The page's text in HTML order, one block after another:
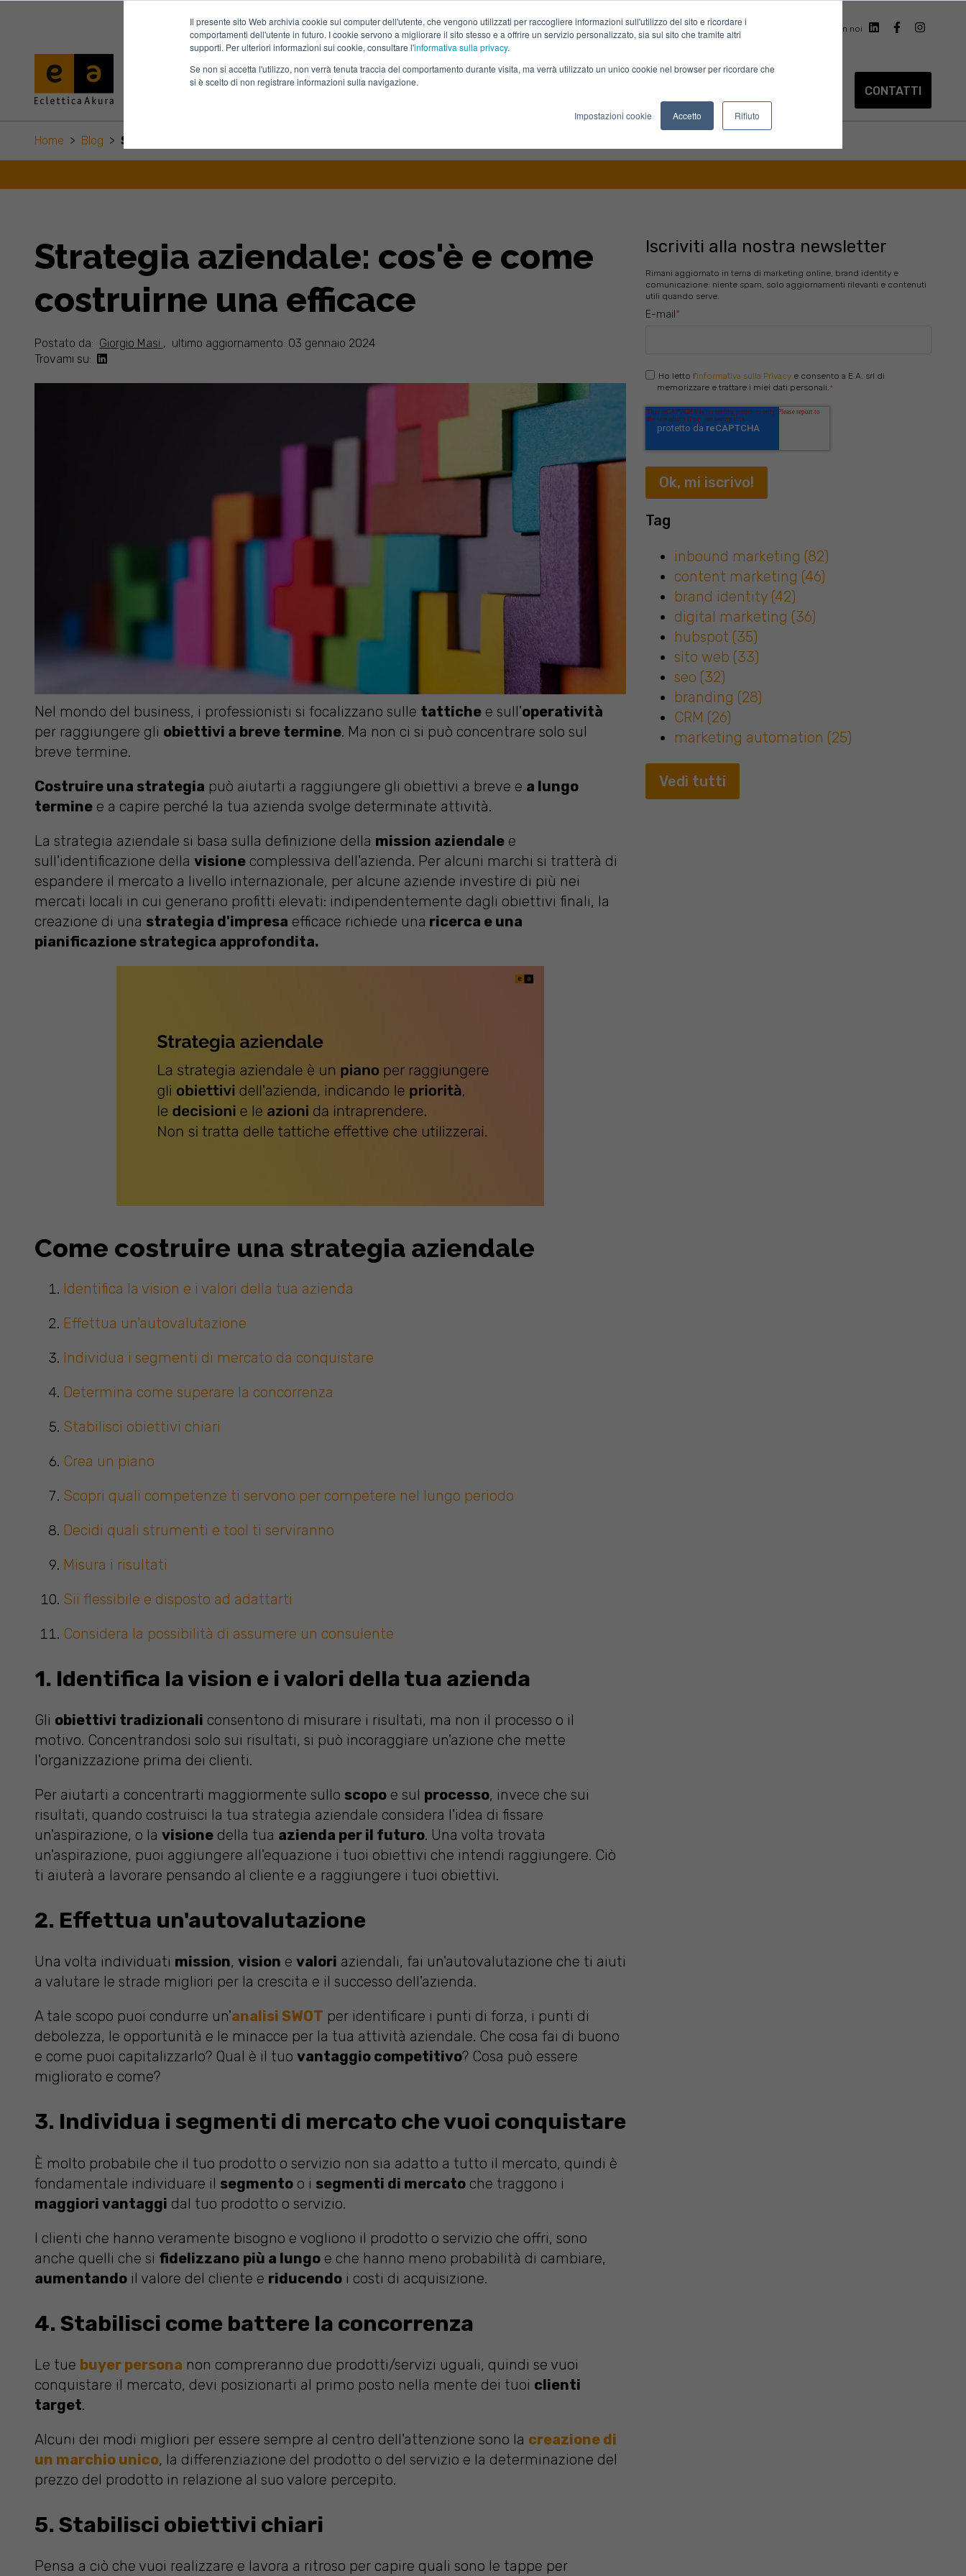
Il presente sito Web archivia cookie sul computer dell'utente, che vengono utilizzati per raccogliere informazioni sull'utilizzo del sito e ricordare i
comportamenti dell'utente in futuro. I cookie servono a migliorare il sito stesso e a offrire un servizio personalizzato, sia sul sito che tramite altri
supporti. Per ulteriori informazioni sui cookie, consultare l'informativa sulla privacy.
Se non si accetta l'utilizzo, non verrà tenuta traccia del comportamento durante visita, ma verrà utilizzato un unico cookie nel browser per ricordare che
si è scelto di non registrare informazioni sulla navigazione.
Impostazioni cookie Accetto Rifiuto
Digital marketing assessment Lavora con noi
Show submenu for Servizi CONTATTI
Home > Blog > Strategia Aziendale Cos E E Come Costruirne Una Efficace
Strategia aziendale: cos'è e come
costruirne una efficace
Postato da: Giorgio Masi , ultimo aggiornamento: 03 gennaio 2024
Trovami su:
Nel mondo del business, i professionisti si focalizzano sulle tattiche e sull'operatività
per raggiungere gli obiettivi a breve termine. Ma non ci si può concentrare solo sul
breve termine.
Costruire una strategia può aiutarti a raggiungere gli obiettivi a breve e a lungo
termine e a capire perché la tua azienda svolge determinate attività.
La strategia aziendale si basa sulla definizione della mission aziendale e
sull'identificazione della visione complessiva dell'azienda. Per alcuni marchi si tratterà di
espandere il mercato a livello internazionale, per alcune aziende investire di più nei
mercati locali in cui generano profitti elevati: indipendentemente dagli obiettivi finali, la
creazione di una strategia d'impresa efficace richiede una ricerca e una
pianificazione strategica approfondita.
Come costruire una strategia aziendale
Identifica la vision e i valori della tua azienda
Effettua un'autovalutazione
Individua i segmenti di mercato da conquistare
Determina come superare la concorrenza
Stabilisci obiettivi chiari
Crea un piano
Scopri quali competenze ti servono per competere nel lungo periodo
Decidi quali strumenti e tool ti serviranno
Misura i risultati
Sii flessibile e disposto ad adattarti
Considera la possibilità di assumere un consulente
1. Identifica la vision e i valori della tua azienda
Gli obiettivi tradizionali consentono di misurare i risultati, ma non il processo o il
motivo. Concentrandosi solo sui risultati, si può incoraggiare un'azione che mette
l'organizzazione prima dei clienti.
Per aiutarti a concentrarti maggiormente sullo scopo e sul processo, invece che sui
risultati, quando costruisci la tua strategia aziendale considera l'idea di fissare
un'aspirazione, o la visione della tua azienda per il futuro. Una volta trovata
un'aspirazione, puoi aggiungere all'equazione i tuoi obiettivi che intendi raggiungere. Ciò
ti aiuterà a lavorare pensando al cliente e a raggiungere i tuoi obiettivi.
2. Effettua un'autovalutazione
Una volta individuati mission, vision e valori aziendali, fai un'autovalutazione che ti aiuti
a valutare le strade migliori per la crescita e il successo dell'azienda.
A tale scopo puoi condurre un'analisi SWOT per identificare i punti di forza, i punti di
debolezza, le opportunità e le minacce per la tua attività aziendale. Che cosa fai di buono
e come puoi capitalizzarlo? Qual è il tuo vantaggio competitivo? Cosa può essere
migliorato e come?
3. Individua i segmenti di mercato che vuoi conquistare
È molto probabile che il tuo prodotto o servizio non sia adatto a tutto il mercato, quindi è
fondamentale individuare il segmento o i segmenti di mercato che traggono i
maggiori vantaggi dal tuo prodotto o servizio.
I clienti che hanno veramente bisogno e vogliono il prodotto o servizio che offri, sono
anche quelli che si fidelizzano più a lungo e che hanno meno probabilità di cambiare,
aumentando il valore del cliente e riducendo i costi di acquisizione.
4. Stabilisci come battere la concorrenza
Le tue buyer persona non compreranno due prodotti/servizi uguali, quindi se vuoi
conquistare il mercato, devi posizionarti al primo posto nella mente dei tuoi clienti
target.
Alcuni dei modi migliori per essere sempre al centro dell'attenzione sono la creazione di
un marchio unico, la differenziazione del prodotto o del servizio e la determinazione del
prezzo del prodotto in relazione al suo valore percepito.
5. Stabilisci obiettivi chiari
Pensa a ciò che vuoi realizzare e lavora a ritroso per capire quali sono le tappe per
Iscriviti alla nostra newsletter
Rimani aggiornato in tema di marketing online, brand identity e
comunicazione: niente spam, solo aggiornamenti rilevanti e contenuti
utili quando serve.
E-mail *
Ho letto l'Informativa sulla Privacy e consento a E.A. srl di
memorizzare e trattare i miei dati personali.*
Tag
inbound marketing (82)
content marketing (46)
brand identity (42)
digital marketing (36)
hubspot (35)
sito web (33)
seo (32)
branding (28)
CRM (26)
marketing automation (25)
Vedi tutti